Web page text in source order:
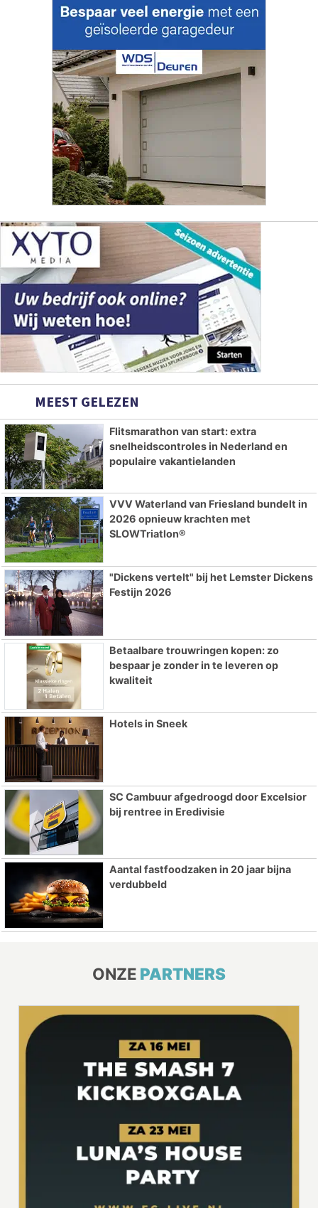
MEEST GELEZEN
Flitsmarathon van start: extra
snelheidscontroles in Nederland en
populaire vakantielanden
VVV Waterland van Friesland bundelt in
2026 opnieuw krachten met
SLOWTriatlon®
"Dickens vertelt" bij het Lemster Dickens
Festijn 2026
Betaalbare trouwringen kopen: zo
bespaar je zonder in te leveren op
kwaliteit
Hotels in Sneek
SC Cambuur afgedroogd door Excelsior
bij rentree in Eredivisie
Aantal fastfoodzaken in 20 jaar bijna
verdubbeld
ONZE PARTNERS